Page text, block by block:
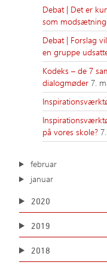
Debat | Det er
som
Debat | Forslag
en gruppe
Kodeks – de 7
dialogmøder 7.
på vores skole?
februar
januar
2020
2019
2018